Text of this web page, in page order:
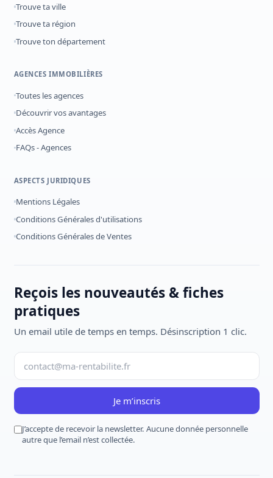
Trouve ta ville
Trouve ta région
Trouve ton département
AGENCES IMMOBILIÈRES
Toutes les agences
Découvrir vos avantages
Accès Agence
FAQs - Agences
ASPECTS JURIDIQUES
Mentions Légales
Conditions Générales d'utilisations
Conditions Générales de Ventes
Reçois les nouveautés & fiches
pratiques
Un email utile de temps en temps. Désinscription 1 clic.
Je m’inscris
J’accepte de recevoir la newsletter. Aucune donnée personnelle
autre que l’email n’est collectée.